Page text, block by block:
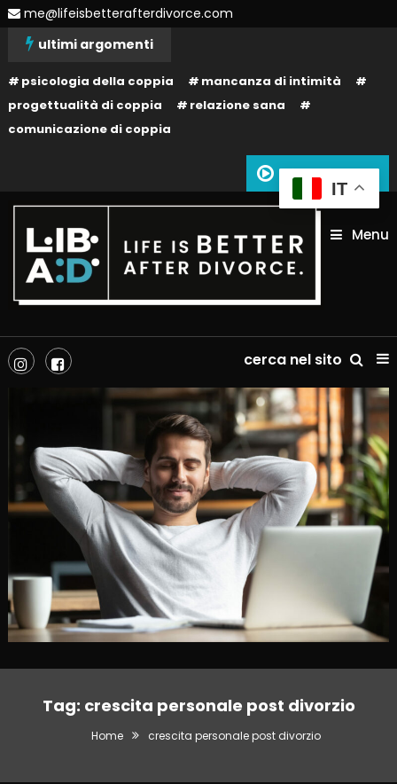
Skipme@lifeisbetterafterdivorce.com
ultimi argomenti
psicologia della coppia
mancanza di intimità
progettualità di coppia
relazione sana
comunicazione di coppia
Siamo in onda
Life is better after divorce –
LIBAD
Menu
cerca nel sito
Tag: crescita personale post divorzio
Home crescita personale post divorzio
IT